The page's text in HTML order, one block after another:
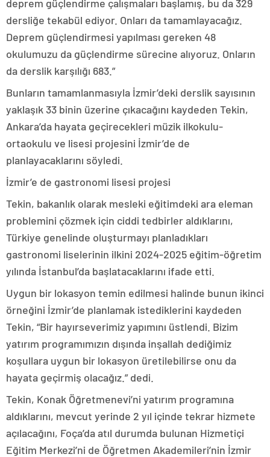
deprem güçlendirme çalışmaları başlamış, bu da 329
dersliğe tekabül ediyor. Onları da tamamlayacağız.
Deprem güçlendirmesi yapılması gereken 48
okulumuzu da güçlendirme sürecine alıyoruz. Onların
da derslik karşılığı 683.”
Bunların tamamlanmasıyla İzmir’deki derslik sayısının
yaklaşık 33 binin üzerine çıkacağını kaydeden Tekin,
Ankara’da hayata geçirecekleri müzik ilkokulu-
ortaokulu ve lisesi projesini İzmir’de de
planlayacaklarını söyledi.
İzmir’e de gastronomi lisesi projesi
Tekin, bakanlık olarak mesleki eğitimdeki ara eleman
problemini çözmek için ciddi tedbirler aldıklarını,
Türkiye genelinde oluşturmayı planladıkları
gastronomi liselerinin ilkini 2024-2025 eğitim-öğretim
yılında İstanbul’da başlatacaklarını ifade etti.
Uygun bir lokasyon temin edilmesi halinde bunun ikinci
örneğini İzmir’de planlamak istediklerini kaydeden
Tekin, “Bir hayırseverimiz yapımını üstlendi. Bizim
yatırım programımızın dışında inşallah dediğimiz
koşullara uygun bir lokasyon üretilebilirse onu da
hayata geçirmiş olacağız.” dedi.
Tekin, Konak Öğretmenevi’ni yatırım programına
aldıklarını, mevcut yerinde 2 yıl içinde tekrar hizmete
açılacağını, Foça’da atıl durumda bulunan Hizmetiçi
Eğitim Merkezi’ni de Öğretmen Akademileri’nin İzmir